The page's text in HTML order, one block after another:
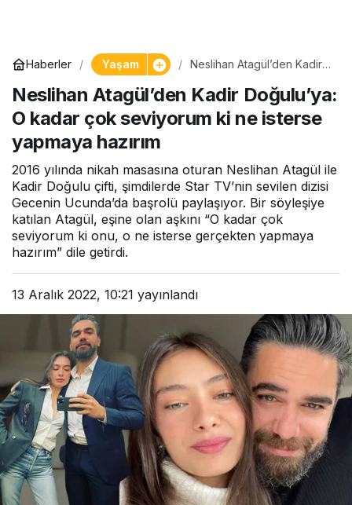
Haberler Yaşam
Neslihan Atagül’den Kadir
seviyorum ki ne isterse
yapmaya hazırım
Neslihan Atagül’den Kadir Doğulu’ya:
O kadar çok seviyorum ki ne isterse
yapmaya hazırım
2016 yılında nikah masasına oturan Neslihan Atagül ile
Kadir Doğulu çifti, şimdilerde Star TV’nin sevilen dizisi
Gecenin Ucunda’da başrolü paylaşıyor. Bir söyleşiye
katılan Atagül, eşine olan aşkını “O kadar çok
seviyorum ki onu, o ne isterse gerçekten yapmaya
hazırım” dile getirdi.
13 Aralık 2022, 10:21 yayınlandı